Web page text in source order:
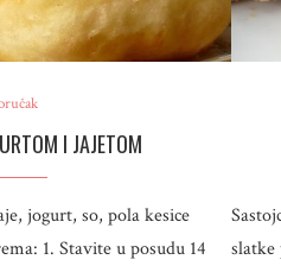
I JAJETOM
jogurt, so, pola kesice
1. Stavite u posudu 14
slatke